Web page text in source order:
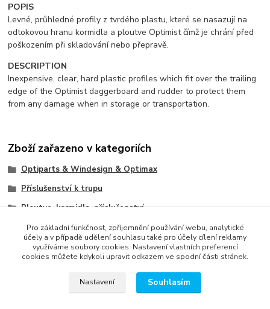
POPIS
Levné, průhledné profily z tvrdého plastu, které se nasazují na
odtokovou hranu kormidla a ploutve Optimist čímž je chrání před
poškozením při skladování nebo přepravě.
DESCRIPTION
Inexpensive, clear, hard plastic profiles which fit over the trailing
edge of the Optimist daggerboard and rudder to protect them
from any damage when in storage or transportation.
Zboží zařazeno v kategoriích
Optiparts & Windesign & Optimax
Příslušenství k trupu
Ploutve, kormidla, příslušenství
Ostatní
Pro základní funkčnost, zpříjemnění používání webu, analytické
účely a v případě udělení souhlasu také pro účely cílení reklamy
využíváme soubory cookies. Nastavení vlastních preferencí
cookies můžete kdykoli upravit odkazem ve spodní části stránek.
Nastavení Souhlasím